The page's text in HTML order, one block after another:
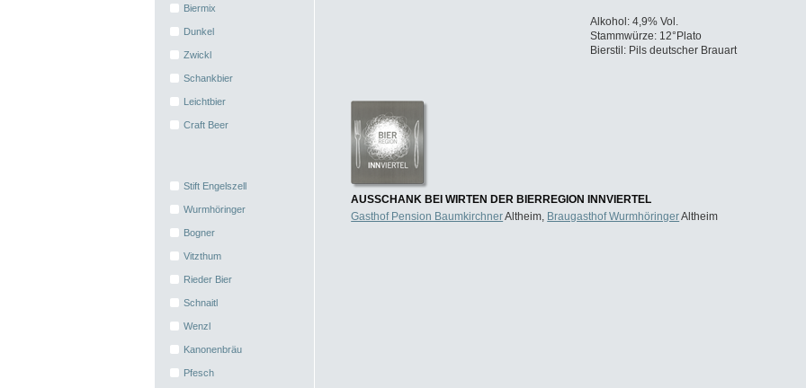
Biermix
Dunkel
Zwickl
Schankbier
Leichtbier
Craft Beer
Stift Engelszell
Wurmhöringer
Bogner
Vitzthum
Rieder Bier
Schnaitl
Wenzl
Kanonenbräu
Pfesch
Alkohol: 4,9% Vol.
Stammwürze: 12°Plato
Bierstil: Pils deutscher Brauart
AUSSCHANK BEI WIRTEN DER BIERREGION INNVIERTEL
Gasthof Pension BaumkirchnerAltheim, Braugasthof WurmhöringerAltheim